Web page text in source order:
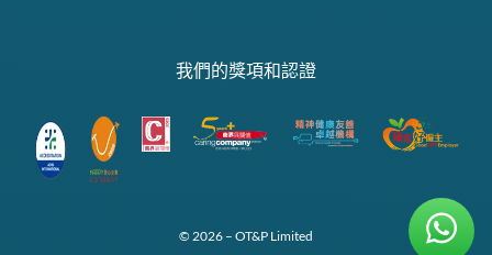
我們的獎項和認證
© 2026 – OT&P Limited